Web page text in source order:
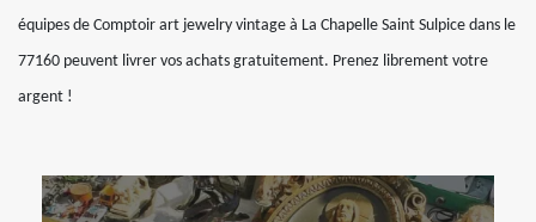
équipes de Comptoir art jewelry vintage à La Chapelle Saint Sulpice dans le
77160 peuvent livrer vos achats gratuitement. Prenez librement votre
argent !